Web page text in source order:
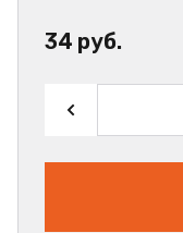
34 руб.